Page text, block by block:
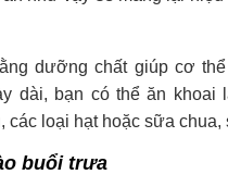
dưỡng chất giúp cơ
dài, bạn có thể ăn khoai
các loại hạt hoặc sữa chua,
buổi trưa